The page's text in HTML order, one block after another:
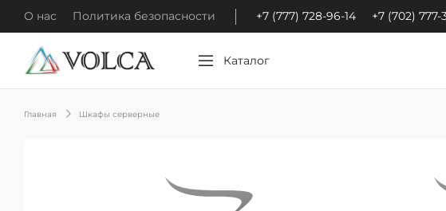
О нас Политика безопасности +7 (777) 728-96-14 +7 (702) 777-
Каталог
Главная Шкафы серверные